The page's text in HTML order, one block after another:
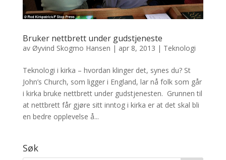
Bruker nettbrett under gudstjeneste
av Øyvind Skogmo Hansen | apr 8, 2013 | Teknologi
Teknologi i kirka – hvordan klinger det, synes du? St
John’s Church, som ligger i England, lar nå folk som går
i kirka bruke nettbrett under gudstjenesten. Grunnen til
at nettbrett får gjøre sitt inntog i kirka er at det skal bli
en bedre opplevelse å...
Søk